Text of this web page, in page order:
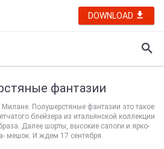
DOWNLOAD
фантазии
Полушерстяные фантазии это такое
блейзера из итальянской коллекции
Далее шорты, высокие сапоги и ярко-
мешок. И ждем 17 сентября.